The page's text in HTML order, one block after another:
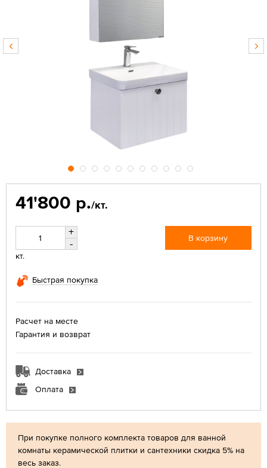
При покупке полного комплекта товаров для ванной
комнаты керамической плитки и сантехники скидка 5% на
весь заказ.
41'800 р./кт.
+
-
кт.
В корзину
Быстрая покупка
Расчет на месте
Гарантия и возврат
Доставка
Оплата